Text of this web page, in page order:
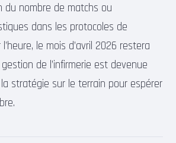
du nombre de matchs ou
dans les protocoles de
le mois d’avril 2026 restera
de l’infirmerie est devenue
stratégie sur le terrain pour espérer